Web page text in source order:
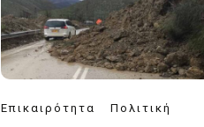
Επικαιρότητα Πολιτική